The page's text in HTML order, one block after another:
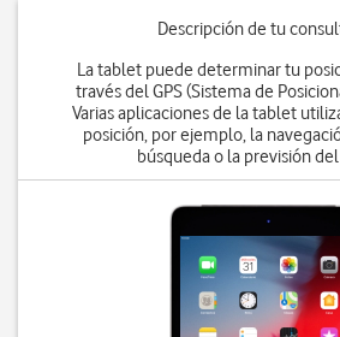
Descripción de tu
La tablet puede determinar tu
través del GPS (Sistema de
Varias aplicaciones de la tablet
posición, por ejemplo, la
búsqueda o la previsión